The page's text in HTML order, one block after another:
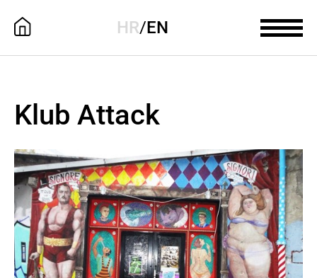
HR/EN
Klub Attack